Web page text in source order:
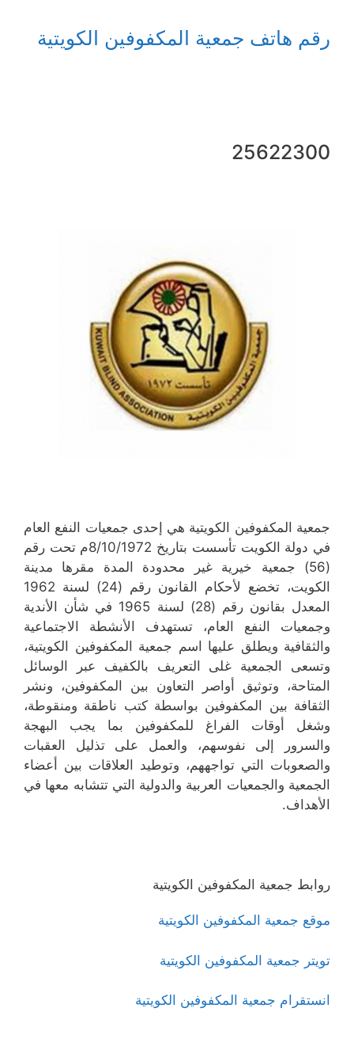
رقم هاتف جمعية المكفوفين الكويتية
25622300
جمعية المكفوفين الكويتية هي إحدى جمعيات النفع العام
في دولة الكويت تأسست بتاريخ 8/10/1972م تحت رقم
(56) جمعية خيرية غير محدودة المدة مقرها مدينة
الكويت، تخضع لأحكام القانون رقم (24) لسنة 1962
المعدل بقانون رقم (28) لسنة 1965 في شأن الأندية
وجمعيات النفع العام، تستهدف الأنشطة الاجتماعية
والثقافية ويطلق عليها اسم جمعية المكفوفين الكويتية،
وتسعى الجمعية غلى التعريف بالكفيف عبر الوسائل
المتاحة، وتوثيق أواصر التعاون بين المكفوفين، ونشر
الثقافة بين المكفوفين بواسطة كتب ناطقة ومنقوطة،
وشغل أوقات الفراغ للمكفوفين بما يجب البهجة
والسرور إلى نفوسهم، والعمل على تذليل العقبات
والصعوبات التي تواجههم، وتوطيد العلاقات بين أعضاء
الجمعية والجمعيات العربية والدولية التي تتشابه معها في
الأهداف.
روابط جمعية المكفوفين الكويتية
موقع جمعية المكفوفين الكويتية
تويتر جمعية المكفوفين الكويتية
انستقرام جمعية المكفوفين الكويتية